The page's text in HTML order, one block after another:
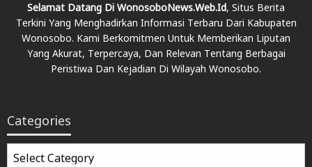
Selamat Datang Di WonosoboNews.web.id, Situs Berita
Terkini Yang Menghadirkan Informasi Terbaru Dari Kabupaten
Wonosobo. Kami Berkomitmen Untuk Memberikan Liputan
Yang Akurat, Terpercaya, Dan Relevan Tentang Berbagai
Peristiwa Dan Kejadian Di Wilayah Wonosobo.
Categories
Categories